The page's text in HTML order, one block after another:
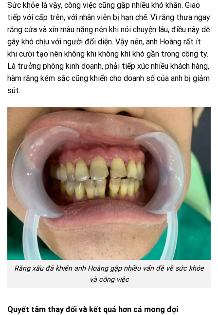
Sức khỏe là vậy, công việc cũng gặp nhiều khó khăn. Giao
tiếp với cấp trên, với nhân viên bị hạn chế. Vì răng thưa ngay
răng cửa và xỉn màu nặng nên khi nói chuyện lâu, điều này dễ
gây khó chịu với người đối diện. Vậy nên, anh Hoàng rất ít
khi cười tạo nên không khi không khí khó gần trong công ty.
Là trưởng phòng kinh doanh, phải tiếp xúc nhiều khách hàng,
hàm răng kém sắc cũng khiến cho doanh số của anh bị giảm
sút.
Răng xấu đã khiến anh Hoàng gặp nhiều vấn đề về sức khỏe
và công việc
Quyết tâm thay đổi và kết quả hơn cả mong đợi